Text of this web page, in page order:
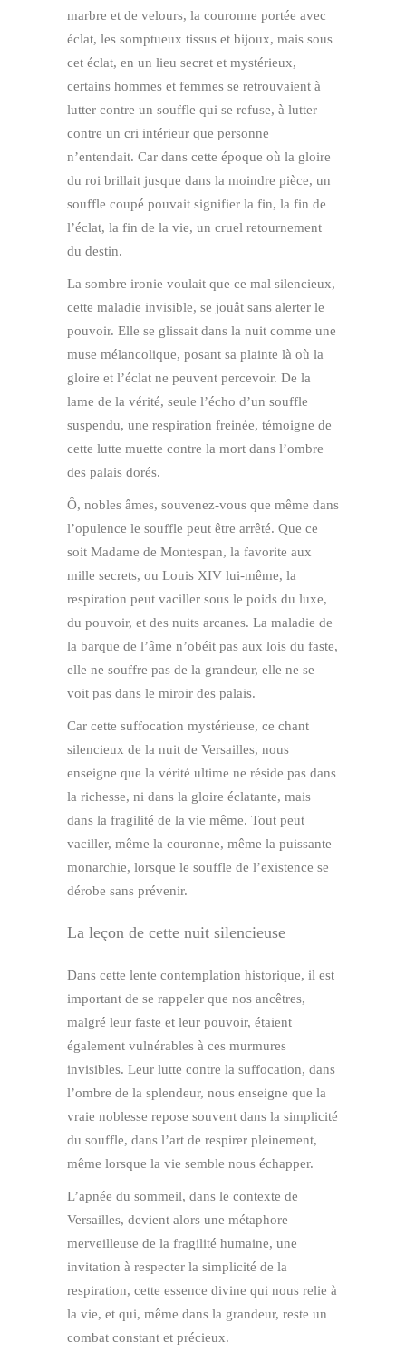
marbre et de velours, la couronne portée avec
éclat, les somptueux tissus et bijoux, mais sous
cet éclat, en un lieu secret et mystérieux,
certains hommes et femmes se retrouvaient à
lutter contre un souffle qui se refuse, à lutter
contre un cri intérieur que personne
n’entendait. Car dans cette époque où la gloire
du roi brillait jusque dans la moindre pièce, un
souffle coupé pouvait signifier la fin, la fin de
l’éclat, la fin de la vie, un cruel retournement
du destin.
La sombre ironie voulait que ce mal silencieux,
cette maladie invisible, se jouât sans alerter le
pouvoir. Elle se glissait dans la nuit comme une
muse mélancolique, posant sa plainte là où la
gloire et l’éclat ne peuvent percevoir. De la
lame de la vérité, seule l’écho d’un souffle
suspendu, une respiration freinée, témoigne de
cette lutte muette contre la mort dans l’ombre
des palais dorés.
Ô, nobles âmes, souvenez-vous que même dans
l’opulence le souffle peut être arrêté. Que ce
soit Madame de Montespan, la favorite aux
mille secrets, ou Louis XIV lui-même, la
respiration peut vaciller sous le poids du luxe,
du pouvoir, et des nuits arcanes. La maladie de
la barque de l’âme n’obéit pas aux lois du faste,
elle ne souffre pas de la grandeur, elle ne se
voit pas dans le miroir des palais.
Car cette suffocation mystérieuse, ce chant
silencieux de la nuit de Versailles, nous
enseigne que la vérité ultime ne réside pas dans
la richesse, ni dans la gloire éclatante, mais
dans la fragilité de la vie même. Tout peut
vaciller, même la couronne, même la puissante
monarchie, lorsque le souffle de l’existence se
dérobe sans prévenir.
La leçon de cette nuit silencieuse
Dans cette lente contemplation historique, il est
important de se rappeler que nos ancêtres,
malgré leur faste et leur pouvoir, étaient
également vulnérables à ces murmures
invisibles. Leur lutte contre la suffocation, dans
l’ombre de la splendeur, nous enseigne que la
vraie noblesse repose souvent dans la simplicité
du souffle, dans l’art de respirer pleinement,
même lorsque la vie semble nous échapper.
L’apnée du sommeil, dans le contexte de
Versailles, devient alors une métaphore
merveilleuse de la fragilité humaine, une
invitation à respecter la simplicité de la
respiration, cette essence divine qui nous relie à
la vie, et qui, même dans la grandeur, reste un
combat constant et précieux.